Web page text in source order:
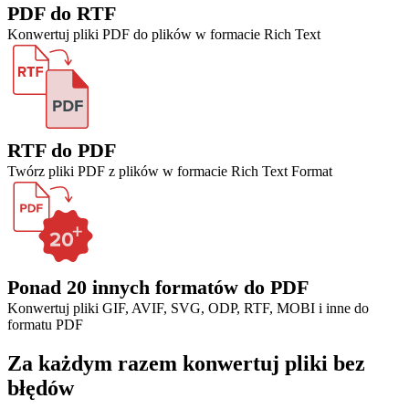
PDF do RTF
Konwertuj pliki PDF do plików w formacie Rich Text
RTF do PDF
Twórz pliki PDF z plików w formacie Rich Text Format
Ponad 20 innych formatów do PDF
Konwertuj pliki GIF, AVIF, SVG, ODP, RTF, MOBI i inne do
formatu PDF
Za każdym razem konwertuj pliki bez
błędów